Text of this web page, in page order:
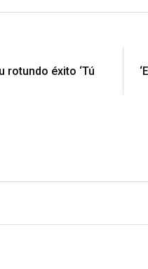
rotundo éxito ‘Tú